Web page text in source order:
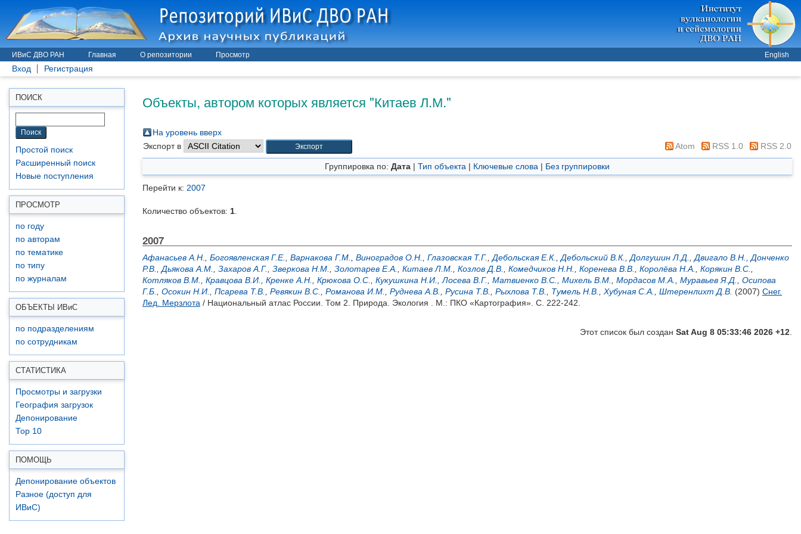
ИВиС ДВО РАН Главная О репозитории Просмотр English
Вход Регистрация
ПОИСК
Простой поиск
Расширенный поиск
Новые поступления
ПРОСМОТР
по году
по авторам
по тематике
по типу
по журналам
ОБЪЕКТЫ ИВиС
по подразделениям
по сотрудникам
СТАТИСТИКА
Просмотры и загрузки
География загрузок
Депонирование
Top 10
ПОМОЩЬ
Депонирование объектов
Разное (доступ для
ИВиС)
Объекты, автором которых является "Китаев Л.М."
На уровень вверх
Экспорт в
Atom RSS 1.0 RSS 2.0
Группировка по: Дата | Тип объекта | Ключевые слова | Без группировки
Перейти к: 2007
Количество объектов: 1
2007
Афанасьев А.Н. Богоявленская Г.Е. Варнакова Г.М. Виноградов О.Н. Глазовская Т.Г. Дебольская Е.К. Дебольский В.К. Долгушин Л.Д. Двигало В.Н.
Донченко
Р.В.
Дьякова А.М. Захаров А.Г. Зверкова Н.М. Золотарев Е.А. Китаев Л.М. Козлов Д.В. Комедчиков Н.Н. Коренева В.В. Королёва Н.А. Корякин В.С.
Котляков В.М.
Кравцова В.И. Кренке А.Н. Крюкова О.С. Кукушкина Н.И. Лосева В.Г. Матвиенко В.С. Михель В.М. Мордасов М.А. Муравьев Я.Д.
Осипова
Г.Б.
Осокин Н.И. Псарева Т.В. Ревякин В.С. Романова И.М. Руднева А.В. Русина Т.В. Рыхлова Т.В. Тумель Н.В. Хубуная С.А. Штеренлихт Д.В. (2007) Снег.
Лед. Мерзлота / Национальный атлас России. Том 2. Природа. Экология . М.: ПКО «Картография». С. 222-242.
Этот список был создан Sat Aug 8 05:33:46 2026 +12